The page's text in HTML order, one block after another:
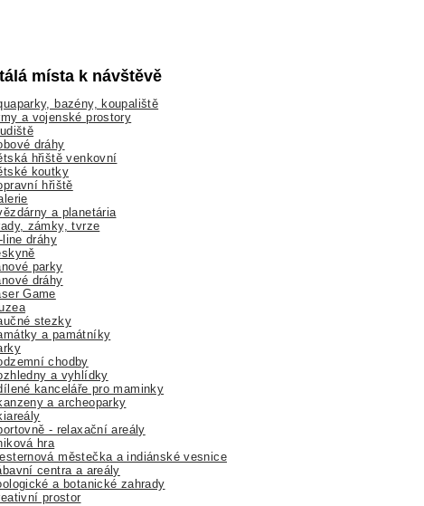
místa k návštěvě
bazény, koupaliště
a vojenské prostory
dráhy
hřiště venkovní
koutky
hřiště
a planetária
zámky, tvrze
line dráhy
parky
dráhy
Game
stezky
a památníky
chodby
a vyhlídky
kanceláře pro maminky
a archeoparky
- relaxační areály
hra
městečka a indiánské vesnice
centra a areály
a botanické zahrady
prostor